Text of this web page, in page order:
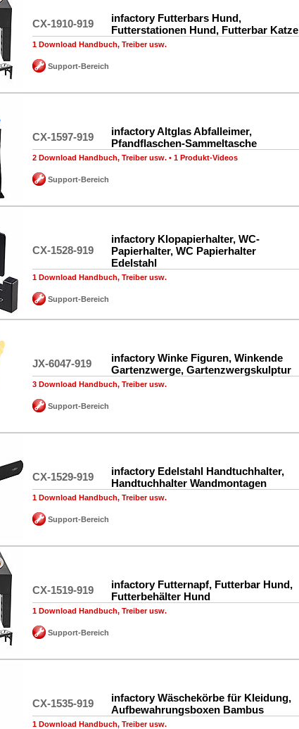
CX-1910-919
infactory Futterbars Hund,
Futterstationen Hund, Futterbar Katze
1 Download Handbuch, Treiber usw.
Support-Bereich
CX-1597-919
infactory Altglas Abfalleimer,
Pfandflaschen-Sammeltasche
2 Download Handbuch, Treiber usw. • 1 Produkt-Videos
Support-Bereich
CX-1528-919
infactory Klopapierhalter, WC-
Papierhalter, WC Papierhalter
Edelstahl
1 Download Handbuch, Treiber usw.
Support-Bereich
JX-6047-919
infactory Winke Figuren, Winkende
Gartenzwerge, Gartenzwergskulptur
3 Download Handbuch, Treiber usw.
Support-Bereich
CX-1529-919
infactory Edelstahl Handtuchhalter,
Handtuchhalter Wandmontagen
1 Download Handbuch, Treiber usw.
Support-Bereich
CX-1519-919
infactory Futternapf, Futterbar Hund,
Futterbehälter Hund
1 Download Handbuch, Treiber usw.
Support-Bereich
CX-1535-919
infactory Wäschekörbe für Kleidung,
Aufbewahrungsboxen Bambus
1 Download Handbuch, Treiber usw.